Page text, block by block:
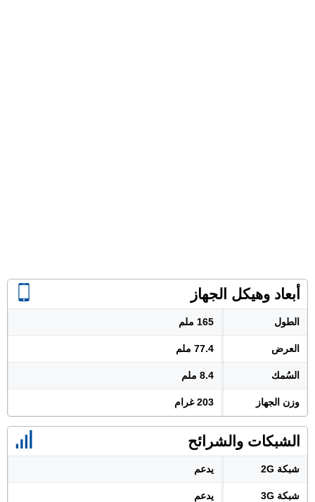
أبعاد وهيكل الجهاز
الطول 165 ملم
العرض 77.4 ملم
السُمك 8.4 ملم
وزن الجهاز 203 غرام
الشبكات والشرائح
شبكة 2G يدعم
شبكة 3G يدعم